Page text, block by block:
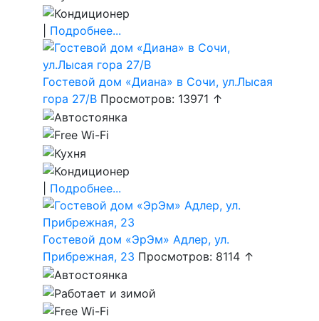
Подробнее...
Гостевой дом «Диана» в Сочи, ул.Лысая
гора 27/В Просмотров: 13971 ↑
Подробнее...
Гостевой дом «ЭрЭм» Адлер, ул.
Прибрежная, 23 Просмотров: 8114 ↑